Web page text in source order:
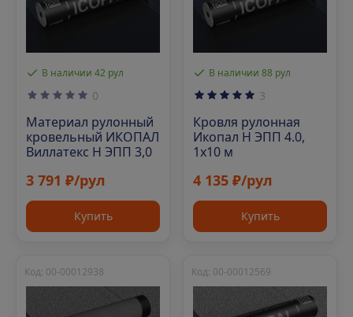
В наличии 42 рул
0
Материал рулонный
кровельный ИКОПАЛ
Виллатекс Н ЭПП 3,0
3 791 ₽/рул
Купить
В наличии 88 рул
3
Кровля рулонная
Икопал Н ЭПП 4.0,
1х10 м
4 135 ₽/рул
Купить
Код: 00-00012938 Код: 00-00012569